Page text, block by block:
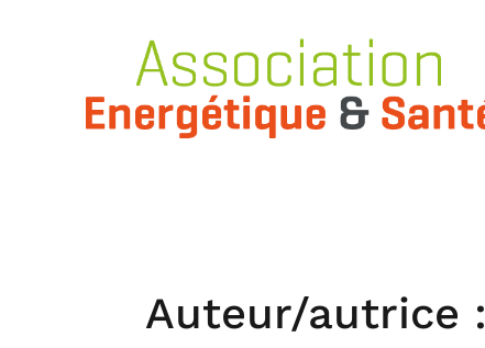
Auteur/autrice :